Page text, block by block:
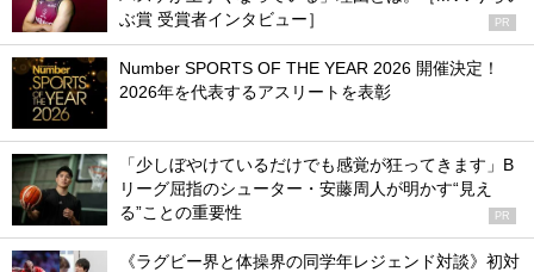
ぶ賞 受賞者インタビュー］
PR
Number SPORTS OF THE YEAR 2026 開催決定！
2026年を代表するアスリートを表彰
「少しぼやけているだけでも感覚が狂ってきます」B
リーグ屈指のシューター・安藤周人が明かす“見え
る”ことの重要性
PR
《ラグビー界と体操界の同学年レジェンド対談》初対